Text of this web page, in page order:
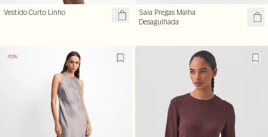
Vestido Curto Linho
Saia Pregas Malha
Desagulhada
-70%